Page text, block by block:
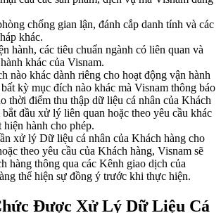
chống gian lận, đánh cắp danh tính và các
khác.
hành, các tiêu chuẩn ngành có liên quan và
khác của Visnam.
khác dành riêng cho hoạt động vận hành
kỳ mục đích nào khác mà Visnam thông báo
thời điểm thu thập dữ liệu cá nhân của Khách
đầu xử lý liên quan hoặc theo yêu cầu khác
hành cho phép.
xử lý Dữ liệu cá nhân của Khách hàng cho
theo yêu cầu của Khách hàng, Visnam sẽ
hàng thông qua các Kênh giao dịch của
thể hiện sự đồng ý trước khi thực hiện.
Được Xử Lý Dữ Liệu Cá